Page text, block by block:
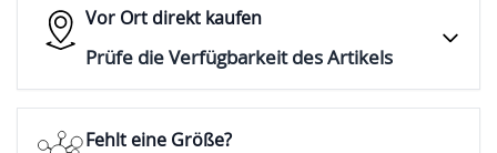
Vor Ort direkt kaufen
Prüfe die Verfügbarkeit des Artikels
Fehlt eine Größe?